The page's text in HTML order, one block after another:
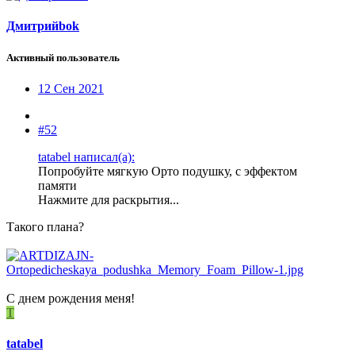
Дмитрийbok
Активный пользователь
12 Сен 2021
#52
tatabel написал(а):
Попробуйте мягкую Орто подушку, с эффектом
памяти
Нажмите для раскрытия...
Такого плана?
С днем рождения меня!
T
tatabel